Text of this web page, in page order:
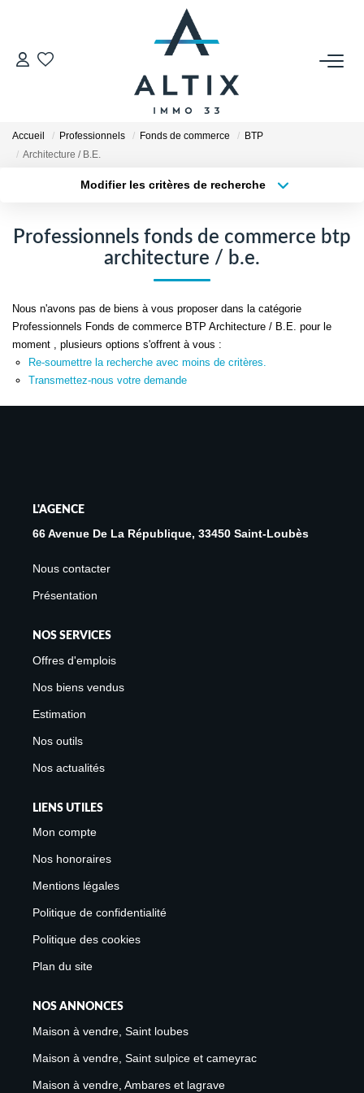
VENDRE
Biens Vendus
GESTION LOCATIVE
Contact
Honoraires
Avis Clients
Biens Loués
À La Location
Présentation De L'agence
Accueil Professionnels Fonds de commerce
BTP
Architecture / B.E.
Modifier les critères de recherche
Sélectionnez...
Type de bien
Surface min
Créer une alerte
Professionnels fonds de commerce btp
architecture / b.e.
Nous n'avons pas de biens à vous proposer dans la catégorie
Professionnels Fonds de commerce BTP Architecture / B.E. pour le
moment , plusieurs options s'offrent à vous :
Re-soumettre la recherche avec moins de critères.
Transmettez-nous votre demande
L'AGENCE
66 Avenue De La République, 33450 Saint-Loubès
Nous contacter
Présentation
NOS SERVICES
Offres d'emplois
Nos biens vendus
Estimation
Nos outils
Nos actualités
LIENS UTILES
Mon compte
Nos honoraires
Mentions légales
Politique de confidentialité
Politique des cookies
Plan du site
NOS ANNONCES
Maison à vendre, Saint loubes
Maison à vendre, Saint sulpice et cameyrac
Maison à vendre, Ambares et lagrave